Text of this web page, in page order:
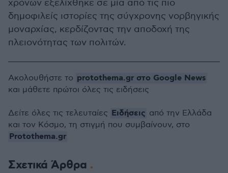
χρόνων εξελίχθηκε σε μία από τις πιο
δημοφιλείς ιστορίες της σύγχρονης νορβηγικής
μοναρχίας, κερδίζοντας την αποδοχή της
πλειονότητας των πολιτών.
Σχετικά Άρθρα
Ακολουθήστε το protothema.gr στο Google News
και μάθετε πρώτοι όλες τις ειδήσεις
Δείτε όλες τις τελευταίες Ειδήσεις από την Ελλάδα
και τον Κόσμο, τη στιγμή που συμβαίνουν, στο
Protothema.gr